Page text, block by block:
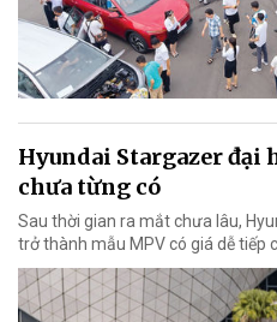
Hyundai Stargazer đại
chưa từng có
Sau thời gian ra mắt chưa lâu,
trở thành mẫu MPV có giá dễ tiếp